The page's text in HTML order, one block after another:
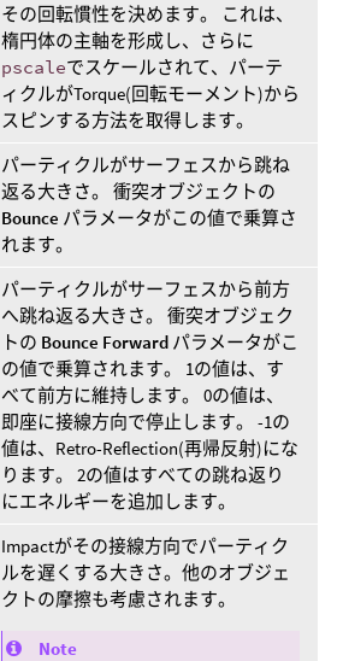
その回転慣性を決めます。 これは、
楕円体の主軸を形成し、さらに
pscaleでスケールされて、パーテ
ィクルがTorque(回転モーメント)から
スピンする方法を取得します。
パーティクルがサーフェスから跳ね
返る大きさ。 衝突オブジェクトの
Bounce パラメータがこの値で乗算さ
れます。
パーティクルがサーフェスから前方
へ跳ね返る大きさ。 衝突オブジェク
トの Bounce Forward パラメータがこ
の値で乗算されます。 1の値は、す
べて前方に維持します。 0の値は、
即座に接線方向で停止します。 -1の
値は、Retro-Reflection(再帰反射)にな
ります。 2の値はすべての跳ね返り
にエネルギーを追加します。
Impactがその接線方向でパーティク
ルを遅くする大きさ。他のオブジェ
クトの摩擦も考慮されます。
Note